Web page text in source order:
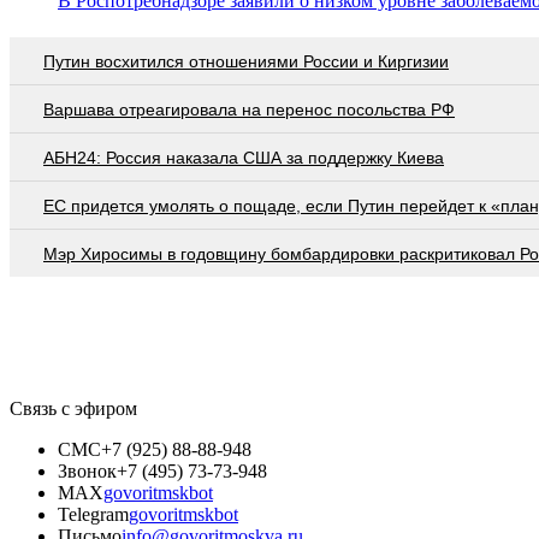
Путин восхитился отношениями России и Киргизии
Варшава отреагировала на перенос посольства РФ
АБН24: Россия наказала США за поддержку Киева
EC придется умолять о пощаде, если Путин перейдет к
Мэр Хиросимы в годовщину бомбардировки раскритиковал
Связь с эфиром
СМС+7 (925) 88-88-948
Звонок+7 (495) 73-73-948
MAXgovoritmskbot
Telegramgovoritmskbot